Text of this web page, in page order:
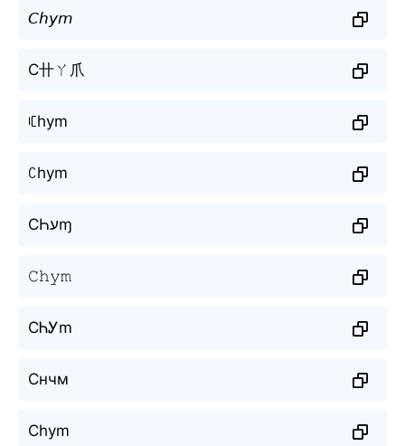
𝘊𝘩𝘺𝘮
C卄ㄚ爪
ꏸhym
ꉔhym
CҺעɱ
𝙲𝚑𝚢𝚖
CᏂᎩm
Снчм
Chym